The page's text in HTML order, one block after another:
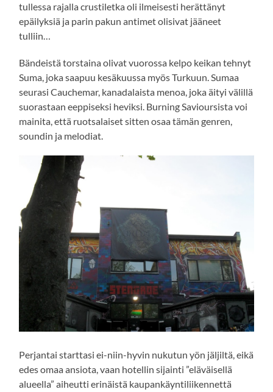
tullessa rajalla crustiletka oli ilmeisesti herättänyt
epäilyksiä ja parin pakun antimet olisivat jääneet
tulliin…
Bändeistä torstaina olivat vuorossa kelpo keikan tehnyt
Suma, joka saapuu kesäkuussa myös Turkuun. Sumaa
seurasi Cauchemar, kanadalaista menoa, joka äityi välillä
suorastaan eeppiseksi heviksi. Burning Savioursista voi
mainita, että ruotsalaiset sitten osaa tämän genren,
soundin ja melodiat.
Perjantai starttasi ei-niin-hyvin nukutun yön jäljiltä, eikä
edes omaa ansiota, vaan hotellin sijainti ”eläväisellä
alueella” aiheutti erinäistä kaupankäyntiliikennettä